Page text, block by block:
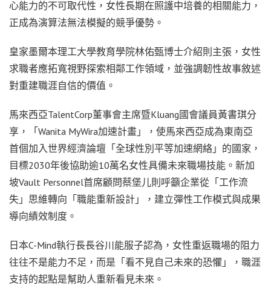
心能力的不可取代性，女性長期在照護中培養的相關能力，
正成為演算法無法模擬的競爭優勢。
皇家墨爾本理工大學教育學院林佑甄博士介紹則主張，女性
求職者應拓寬視野探索相鄰工作領域，並強調韌性故事敘述
對重建職涯自信的價值。
馬來西亞TalentCorp董事會主席暨Kluang國會議員黃書琪分
享，「Wanita MyWira加速計畫」，使馬來西亞成為東南亞
首個加入世界經濟論壇「全球性別平等加速網絡」的國家，
目標2030年後協助逾10萬名女性具備未來職場技能。新加
坡Vault Personnel首席顧問蔡堡儿則呼籲企業從「工作流
失」思維轉向「職能重新設計」，建立彈性工作模式與成果
導向績效制度。
日本C-Mind執行長長谷川能服子認為，女性重返職場的阻力
往往不是能力不足，而是「看不見自己未來的恐懼」，職涯
支持的起點是幫助人重新看見未來。